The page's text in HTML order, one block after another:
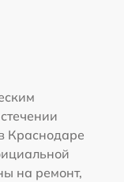
Краснодаре
на ремонт,